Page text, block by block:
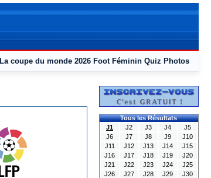
La coupe du monde 2026 Foot Féminin Quiz Photos
Tous les Résultats
J1
J2 J3 J4
J5
J6
J7 J8 J9
J10
J11
J12 J13 J14
J15
J16
J17 J18 J19
J20
J21
J22 J23 J24
J25
J26
J27 J28 J29
J30